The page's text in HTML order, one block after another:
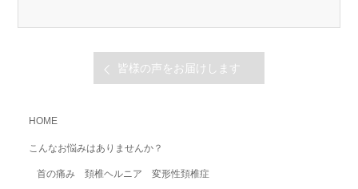
皆様の声をお届けします
HOME
こんなお悩みはありませんか？
首の痛み 頚椎ヘルニア 変形性頚椎症